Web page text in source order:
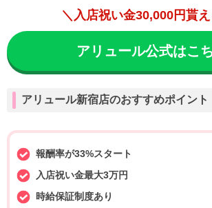
＼入店祝い金30,000円貰
アリュール公式はこ
アリュール新宿店のおすすめポイント
報酬率が33%スタート
入店祝い金最大3万円
時給保証制度あり